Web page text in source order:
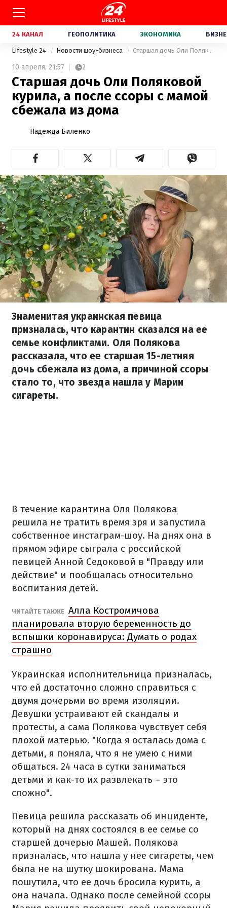
24 КАНАЛ ГЕОПОЛИТИКА ЭКОНОМИКА
Lifestyle 24 Новости шоу-бизнеса Старшая дочь Оли Поляковой курила, а после ссоры с мамой сбежала из дома
10 апреля, 21:57 2
Старшая дочь Оли Поляковой
курила, а после ссоры с мамой
сбежала из дома
Надежда Биленко
Знаменитая украинская певица
призналась, что карантин сказался на ее
семье конфликтами. Оля Полякова
рассказала, что ее старшая 15-летняя
дочь сбежала из дома, а причиной ссоры
стало то, что звезда нашла у Марии
сигареты.
В течение карантина Оля Полякова
решила не тратить время зря и запустила
собственное инстаграм-шоу. На днях она в
прямом эфире сыграла с российской
певицей Анной Седоковой в "Правду или
действие" и пообщалась относительно
воспитания детей.
ЧИТАЙТЕ ТАКЖЕ Алла Костромичова
планировала вторую беременность до
вспышки коронавируса: Думать о родах
страшно
Украинская исполнительница призналась,
что ей достаточно сложно справиться с
двумя дочерьми во время изоляции.
Девушки устраивают ей скандалы и
протесты, а сама Полякова чувствует себя
плохой матерью. "Когда я осталась дома с
детьми, я поняла, что я не умею с ними
общаться. 24 часа в сутки заниматься
детьми и как-то их развлекать – это
сложно".
Певица решила рассказать об инциденте,
который на днях состоялся в ее семье со
старшей дочерью Машей. Полякова
призналась, что нашла у нее сигареты, чем
была не на шутку шокирована. Мама
пошутила, что ее дочь бросила курить, а
она начала. Однако после семейной ссоры